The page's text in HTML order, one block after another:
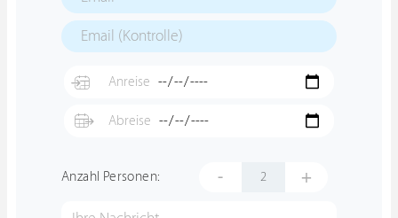
Anzahl Personen: - +